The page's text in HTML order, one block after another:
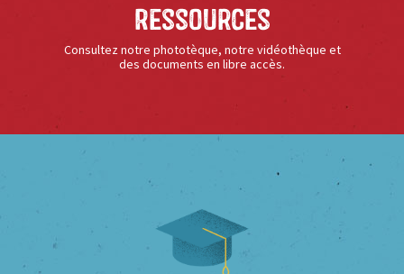
Ressources
Consultez notre phototèque, notre vidéothèque et
des documents en libre accès.